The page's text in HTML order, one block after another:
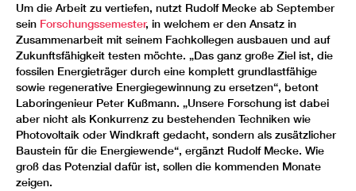
Um die Arbeit zu vertiefen, nutzt Rudolf Mecke ab September
sein Forschungssemester, in welchem er den Ansatz in
Zusammenarbeit mit seinem Fachkollegen ausbauen und auf
Zukunftsfähigkeit testen möchte. „Das ganz große Ziel ist, die
fossilen Energieträger durch eine komplett grundlastfähige
sowie regenerative Energiegewinnung zu ersetzen“, betont
Laboringenieur Peter Kußmann. „Unsere Forschung ist dabei
aber nicht als Konkurrenz zu bestehenden Techniken wie
Photovoltaik oder Windkraft gedacht, sondern als zusätzlicher
Baustein für die Energiewende“, ergänzt Rudolf Mecke. Wie
groß das Potenzial dafür ist, sollen die kommenden Monate
zeigen.